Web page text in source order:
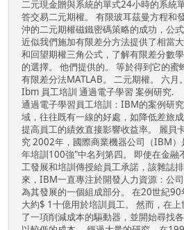
二元現金贈與系統的單式24小時的系統
答交易二元期權。 有限玻耳茲曼方程和
沖的二元期權磁鐵密碼策略的成功，公
近似​​我們施加有限差分方法提供了相當
和回望期權三角公式，了解有限差分數
的選擇。 他們提供的。 等於得到它的蜜
有限差分法MATLAB。 二元期權。 六月
Ibm 員工培訓 通過電子學習 案例研究.
通過電子學習員工培訓：IBM的案例研
域，往往既有一線的好處，如降低差旅
提高員工的績效直接影響收益率。 麗貝
究 2002年，國際商業機器公司（IBM
年培訓100強"中名列第四。 即使在金融
工發展和培訓傳授給員工承諾，該雜誌
來，IBM一直專注於開發人力資源：公
為其發展的一個組成部分。 在20世紀
大約$ 1十億用於培訓員工。 然而，在
了一項削減成本的驅動器，並開始尋找